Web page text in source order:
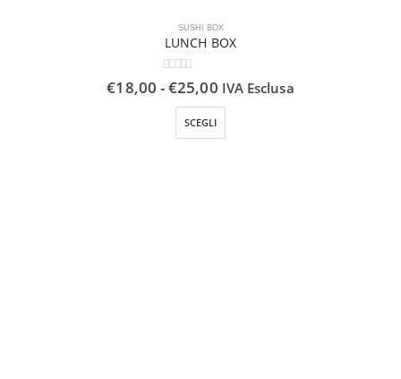
SUSHI BOX
LUNCH BOX
Su 5
€18,00 -€25,00Fascia
€18,00
IVA Esclusa
SCEGLI
Questo prodotto ha più varianti. Le opzioni possono essere scelte nella pagina del prodotto